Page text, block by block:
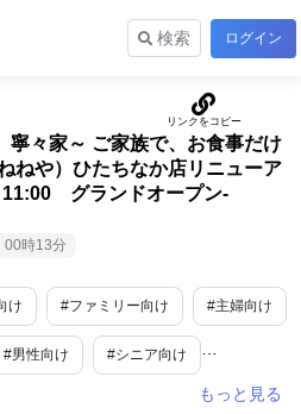
検索 ログイン
々家～ ご家族で、お食事だけ
ねや）ひたちなか店リニューア
11:00 グランドオープン-
00時13分
け #ファミリー向け #主婦向け
#男性向け #シニア向け